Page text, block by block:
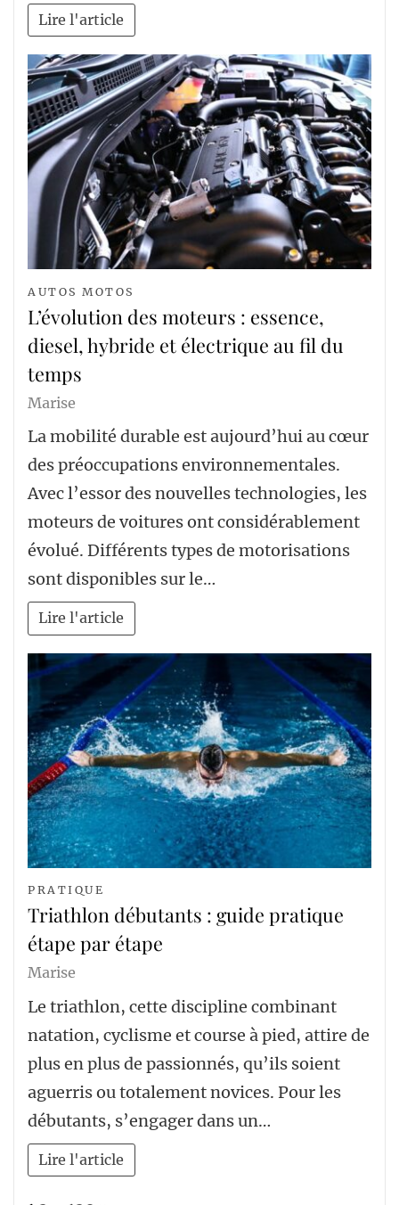
Lire l'article
AUTOS MOTOS
L’évolution des moteurs : essence,
diesel, hybride et électrique au fil du
temps
Marise
La mobilité durable est aujourd’hui au cœur
des préoccupations environnementales.
Avec l’essor des nouvelles technologies, les
moteurs de voitures ont considérablement
évolué. Différents types de motorisations
sont disponibles sur le…
Lire l'article
PRATIQUE
Triathlon débutants : guide pratique
étape par étape
Marise
Le triathlon, cette discipline combinant
natation, cyclisme et course à pied, attire de
plus en plus de passionnés, qu’ils soient
aguerris ou totalement novices. Pour les
débutants, s’engager dans un…
Lire l'article